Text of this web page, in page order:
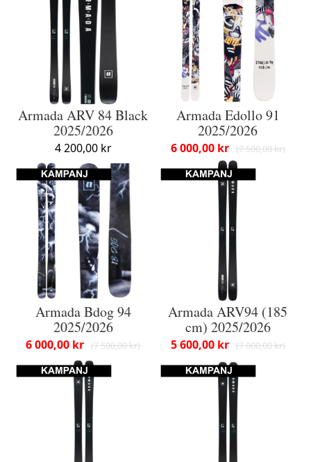
Armada ARV 84 Black
2025/2026
4 200,00 kr
Armada Edollo 91
2025/2026
7 500,00 kr
6 000,00 kr
Armada Bdog 94
2025/2026
7 500,00 kr
6 000,00 kr
Armada ARV94 (185
cm) 2025/2026
7 000,00 kr
5 600,00 kr